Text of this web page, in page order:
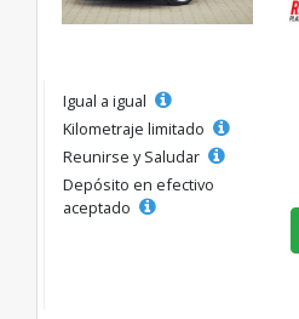
Igual a igual
Kilometraje limitado
Reunirse y Saludar
Depósito en efectivo
aceptado